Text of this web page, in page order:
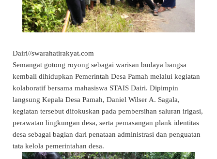
Dairi//swarahatirakyat.com
Semangat gotong royong sebagai warisan budaya bangsa
kembali dihidupkan Pemerintah Desa Pamah melalui kegiatan
kolaboratif bersama mahasiswa STAIS Dairi. Dipimpin
langsung Kepala Desa Pamah, Daniel Wilser A. Sagala,
kegiatan tersebut difokuskan pada pembersihan saluran irigasi,
perawatan lingkungan desa, serta pemasangan plank identitas
desa sebagai bagian dari penataan administrasi dan penguatan
tata kelola pemerintahan desa.